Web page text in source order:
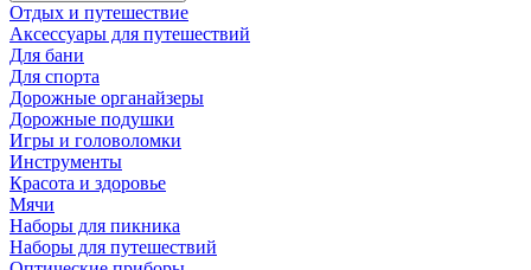
Отдых и путешествие
Аксессуары для путешествий
Для бани
Для спорта
Дорожные органайзеры
Дорожные подушки
Игры и головоломки
Инструменты
Красота и здоровье
Мячи
Наборы для пикника
Наборы для путешествий